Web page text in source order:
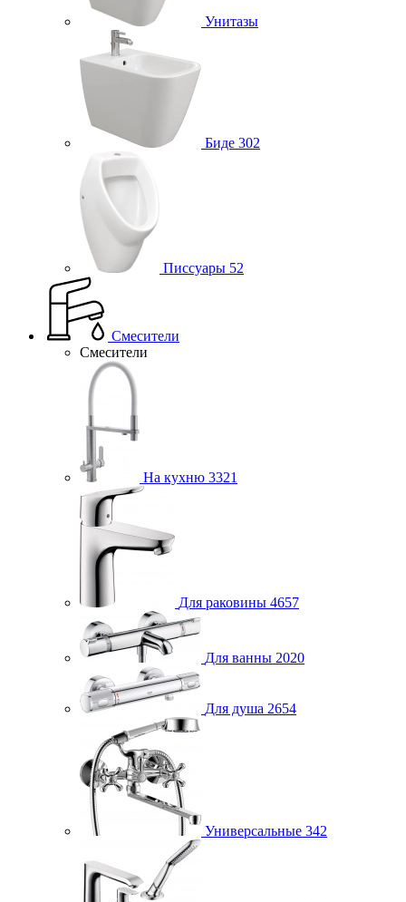
Унитазы
Биде 302
Писсуары 52
Смесители
Смесители
На кухню 3321
Для раковины 4657
Для ванны 2020
Для душа 2654
Универсальные 342